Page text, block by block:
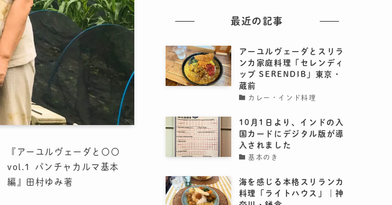
『アーユルヴェーダと〇〇
vol.1 パンチャカルマ基本
編』田村ゆみ著
最近の記事
アーユルヴェーダとスリラ
ンカ家庭料理「セレンディ
ッブ SERENDIB」東京・
蔵前
カレー・インド料理
10月1日より、インドの入
国カードにデジタル版が導
入されました
基本のき
海を感じる本格スリランカ
料理「ライトハウス」｜神